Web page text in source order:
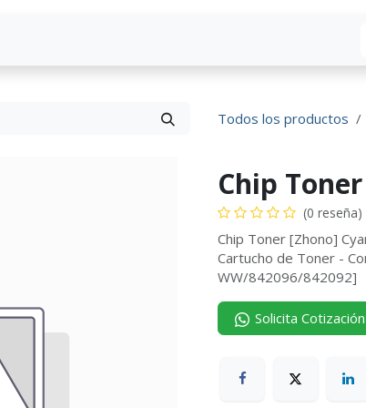
Todos los productos
Chip
(0 reseña)
Chip Toner [Zhono]
Cartucho de Toner -
WW/842096/842092]
Solicita Cotización